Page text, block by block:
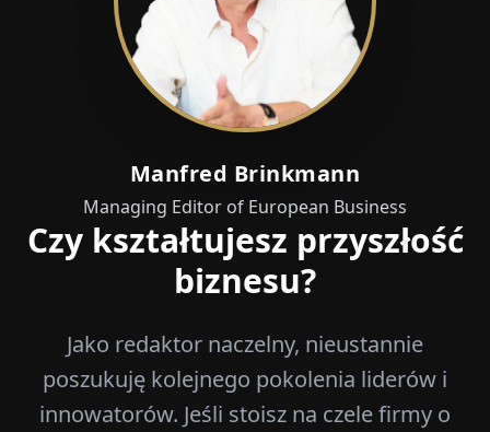
Manfred Brinkmann
Managing Editor of European Business
Czy kształtujesz przyszłość
biznesu?
Jako redaktor naczelny, nieustannie
poszukuję kolejnego pokolenia liderów i
innowatorów. Jeśli stoisz na czele firmy o